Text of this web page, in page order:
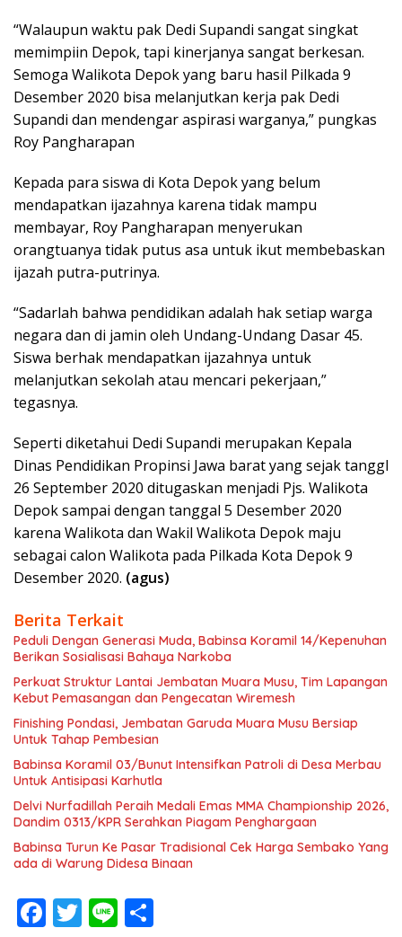
“Walaupun waktu pak Dedi Supandi sangat singkat
memimpiin Depok, tapi kinerjanya sangat berkesan.
Semoga Walikota Depok yang baru hasil Pilkada 9
Desember 2020 bisa melanjutkan kerja pak Dedi
Supandi dan mendengar aspirasi warganya,” pungkas
Roy Pangharapan
Kepada para siswa di Kota Depok yang belum
mendapatkan ijazahnya karena tidak mampu
membayar, Roy Pangharapan menyerukan
orangtuanya tidak putus asa untuk ikut membebaskan
ijazah putra-putrinya.
“Sadarlah bahwa pendidikan adalah hak setiap warga
negara dan di jamin oleh Undang-Undang Dasar 45.
Siswa berhak mendapatkan ijazahnya untuk
melanjutkan sekolah atau mencari pekerjaan,”
tegasnya.
Seperti diketahui Dedi Supandi merupakan Kepala
Dinas Pendidikan Propinsi Jawa barat yang sejak tanggl
26 September 2020 ditugaskan menjadi Pjs. Walikota
Depok sampai dengan tanggal 5 Desember 2020
karena Walikota dan Wakil Walikota Depok maju
sebagai calon Walikota pada Pilkada Kota Depok 9
Desember 2020. (agus)
Berita Terkait
Peduli Dengan Generasi Muda, Babinsa Koramil 14/Kepenuhan
Berikan Sosialisasi Bahaya Narkoba
Perkuat Struktur Lantai Jembatan Muara Musu, Tim Lapangan
Kebut Pemasangan dan Pengecatan Wiremesh
Finishing Pondasi, Jembatan Garuda Muara Musu Bersiap
Untuk Tahap Pembesian
Babinsa Koramil 03/Bunut Intensifkan Patroli di Desa Merbau
Untuk Antisipasi Karhutla
Delvi Nurfadillah Peraih Medali Emas MMA Championship 2026,
Dandim 0313/KPR Serahkan Piagam Penghargaan
Babinsa Turun Ke Pasar Tradisional Cek Harga Sembako Yang
ada di Warung Didesa Binaan
F T Li